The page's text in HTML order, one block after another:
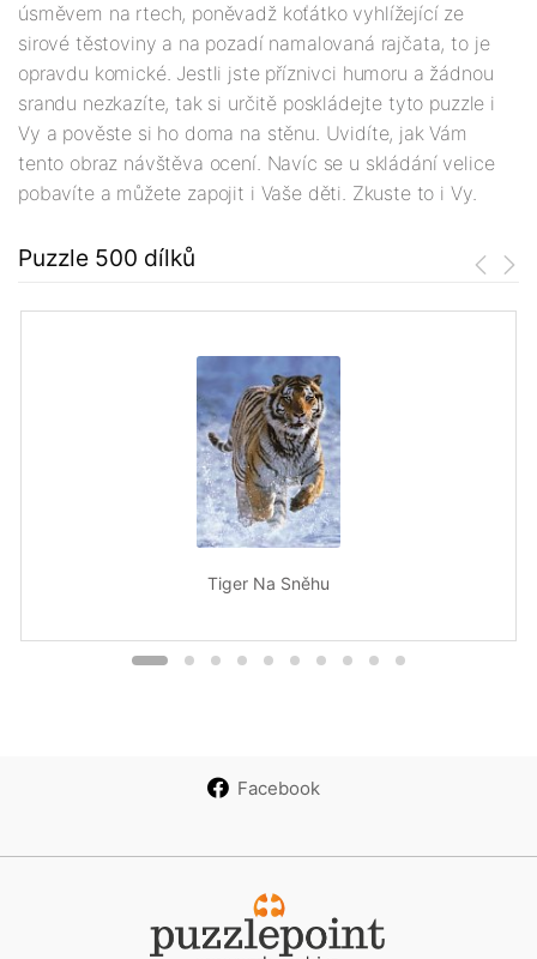
úsměvem na rtech, poněvadž koťátko vyhlížející ze
sirové těstoviny a na pozadí namalovaná rajčata, to je
opravdu komické. Jestli jste příznivci humoru a žádnou
srandu nezkazíte, tak si určitě poskládejte tyto puzzle i
Vy a pověste si ho doma na stěnu. Uvidíte, jak Vám
tento obraz návštěva ocení. Navíc se u skládání velice
pobavíte a můžete zapojit i Vaše děti. Zkuste to i Vy.
Puzzle 500 dílků
Tiger Na Sněhu
Facebook